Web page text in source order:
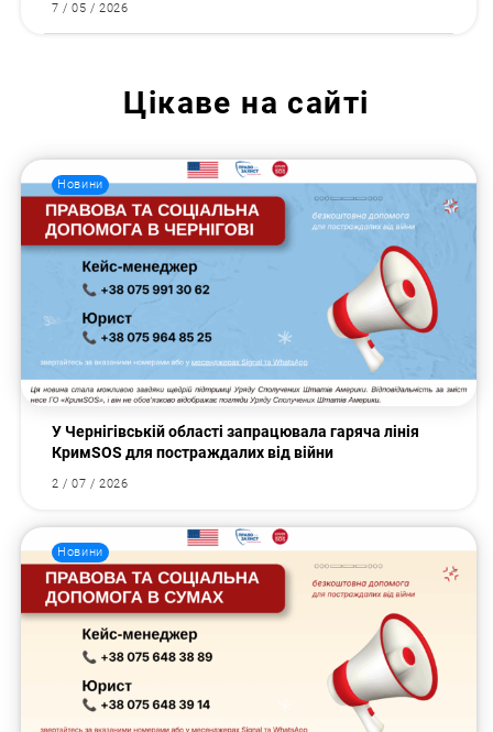
7 / 05 / 2026
Цікаве на сайті
Новини
У Чернігівській області запрацювала гаряча лінія
КримSOS для постраждалих від війни
2 / 07 / 2026
Новини